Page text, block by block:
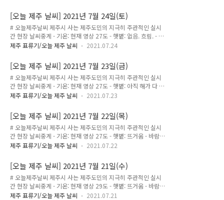
비가 한두방울씩 떨어지기도 함. 비 종종 오겠는데요?" 비가 옵
니다. 많이 내리진 않지만요. - 기온: 현재 영상 27도 - 햇볕: 없음
- 바람: 시원하게 불어줌 - 구름: 흐림 - 느낌: "하루 종일 비가 왔
다가 말았다가. 흐린 일요일. 덜 더운 하루."
[오늘 제주 날씨] 2021년 7월 24일(토)
# 오늘제주날씨 제주시 사는 제주도민의 지극히 주관적인 실시
간 현장 날씨중계 - 기온: 현재 영상 27도 - 햇볕: 없음. 흐림. - 바
람: 시원. - 구름: 온통 흐린구름. - 느낌: "비 안오는 흐린날씨. 덜
온: 현재 영상 29도 - 햇볕: 쨍쨍 - 바람: 살랑살랑 - 구름: 흰구름
이 가득. - 느낌: "해가 나왔습니다. 덥지만, 그래도 주말이니까
요! 흐린것보단 좋습니다ㅎ" 회색 날씨 하늘인데 흐린날은 또 아
니예요ㅋㅋ 신기한 날씨. 덥지만 바람이 시원하게 불어서 좋네
요!
제주 표류기/오늘 제주 날씨 2021.07.24
[오늘 제주 날씨] 2021년 7월 23일(금)
# 오늘제주날씨 제주시 사는 제주도민의 지극히 주관적인 실시
간 현장 날씨중계 - 기온: 현재 영상 27도 - 햇볕: 아직 해가 다 올
라오지 않아서 무난. - 바람: 선선하게 불어줌. - 구름: 오늘도 낮
- 느낌: "살짝 흐린것 같은데 비가오려나..." 부슬부슬 비가 오네
요. 많이 내리고 있지는 않습니다😄 오늘은 날씨 변화가 많을듯
하니 자주 사진으로 중계해드릴게요! - 기온: 현재 영상 28도 -
햇볕: 없음. - 바람: 매우 약하게. - 구름: 가득. - 느낌: "뜨겁지 않
지만 그냥 덥습니다. 바람도 약하고. 비는 안오네요!ㅎ"
제주 표류기/오늘 제주 날씨 2021.07.23
[오늘 제주 날씨] 2021년 7월 22일(목)
# 오늘제주날씨 제주시 사는 제주도민의 지극히 주관적인 실시
간 현장 날씨중계 - 기온: 현재 영상 27도 - 햇볕: 뜨거움 - 바람:
선선하게 부는 중. - 구름: 별로 없음. - 느낌: "낮이 되면 또 뜨겁
도 - 햇볕: 강하지 않음. - 바람: 선선하게 부는 중. - 구름: 넓게 퍼
져서 많아요 - 느낌: "해는 점점 내려가고 바람은 (습하지만) 여
전히 선선하게 부네요. 좋은 날씨 입니다😎" 캬- 하귀포구 노을
완전 사랑합니다 😍😍
제주 표류기/오늘 제주 날씨 2021.07.22
[오늘 제주 날씨] 2021년 7월 21일(수)
# 오늘제주날씨 제주시 사는 제주도민의 지극히 주관적인 실시
간 현장 날씨중계 - 기온: 현재 영상 29도 - 햇볕: 뜨거움 - 바람:
살살 불다가 없네요 지금은 - 구름: 흰구름 종종 있음. - 느낌: "오
제주 표류기/오늘 제주 날씨 2021.07.21